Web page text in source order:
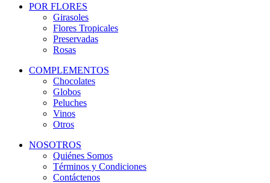
POR FLORES
Girasoles
Flores Tropicales
Preservadas
Rosas
COMPLEMENTOS
Chocolates
Globos
Peluches
Vinos
Otros
NOSOTROS
Quiénes Somos
Términos y Condiciones
Contáctenos